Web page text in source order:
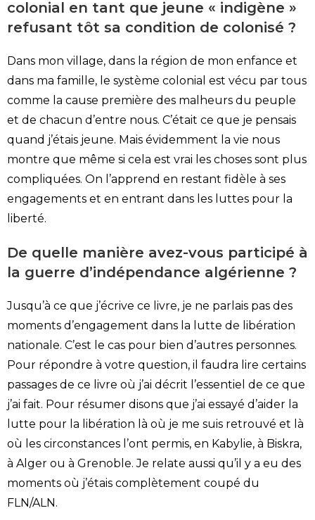
colonial en tant que jeune « indigène »
refusant tôt sa condition de colonisé ?
Dans mon village, dans la région de mon enfance et
dans ma famille, le système colonial est vécu par tous
comme la cause première des malheurs du peuple
et de chacun d’entre nous. C’était ce que je pensais
quand j’étais jeune. Mais évidemment la vie nous
montre que même si cela est vrai les choses sont plus
compliquées. On l’apprend en restant fidèle à ses
engagements et en entrant dans les luttes pour la
liberté.
De quelle manière avez-vous participé à
la guerre d’indépendance algérienne ?
Jusqu’à ce que j’écrive ce livre, je ne parlais pas des
moments d’engagement dans la lutte de libération
nationale. C’est le cas pour bien d’autres personnes.
Pour répondre à votre question, il faudra lire certains
passages de ce livre où j’ai décrit l’essentiel de ce que
j’ai fait. Pour résumer disons que j’ai essayé d’aider la
lutte pour la libération là où je me suis retrouvé et là
où les circonstances l’ont permis, en Kabylie, à Biskra,
à Alger ou à Grenoble. Je relate aussi qu’il y a eu des
moments où j’étais complètement coupé du
FLN/ALN.